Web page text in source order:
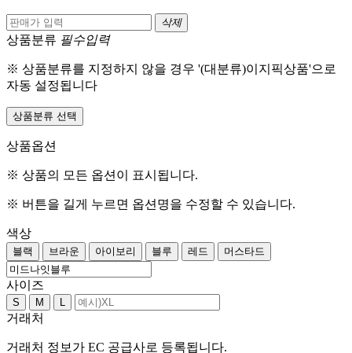
삭제
상품분류 필수입력
※ 상품분류를 지정하지 않을 경우 '(대분류)이지픽상품'으로
자동 설정됩니다
상품분류 선택
상품옵션
※ 상품의 모든 옵션이 표시됩니다.
※ 버튼을 길게 누르면 옵션명을 수정할 수 있습니다.
색상
블랙 브라운 아이보리 블루 레드 머스타드
사이즈
S M L
거래처
거래처 정보가 EC 공급사로 등록됩니다.